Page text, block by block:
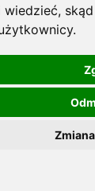
wiedzieć,
łyżeczek do